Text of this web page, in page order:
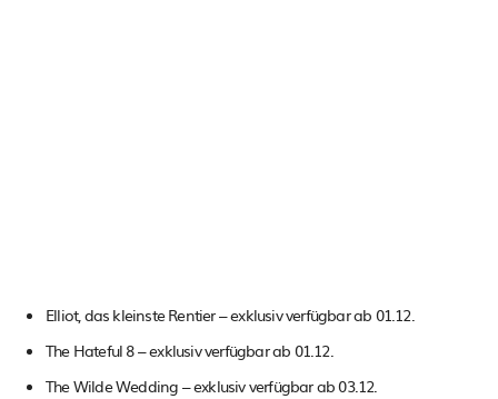
Elliot, das kleinste Rentier – exklusiv verfügbar ab 01.12.
The Hateful 8 – exklusiv verfügbar ab 01.12.
The Wilde Wedding – exklusiv verfügbar ab 03.12.